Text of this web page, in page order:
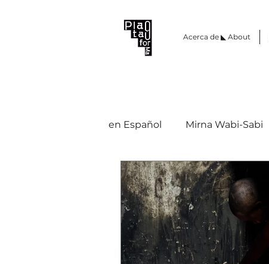
Acerca de ◣ About
en Español Mirna Wabi-Sabi